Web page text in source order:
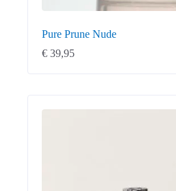
Pure Prune Nude
€ 39,95